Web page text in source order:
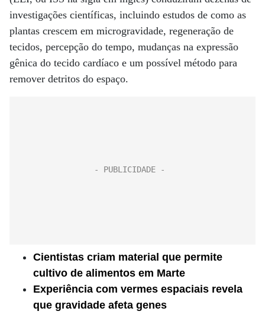
investigações científicas, incluindo estudos de como as
plantas crescem em microgravidade, regeneração de
tecidos, percepção do tempo, mudanças na expressão
gênica do tecido cardíaco e um possível método para
remover detritos do espaço.
Cientistas criam material que permite
cultivo de alimentos em Marte
Experiência com vermes espaciais revela
que gravidade afeta genes